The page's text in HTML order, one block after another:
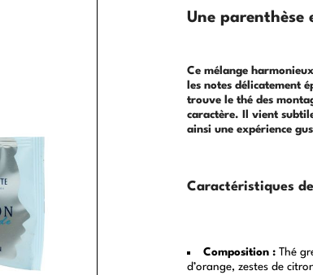
Une parenthèse
Ce mélange
les notes délicatement
trouve le thé des
caractère. Il vient
ainsi une expérience
Caractéristiques
Composition : Thé
d’orange, zestes de